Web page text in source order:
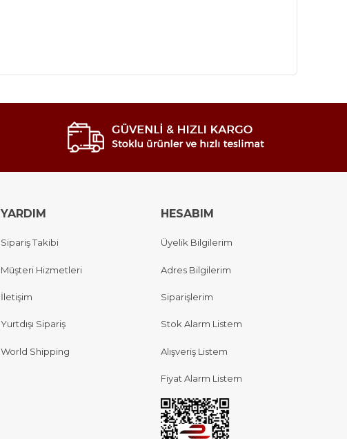
YARDIM
Sipariş Takibi
Müşteri Hizmetleri
İletişim
Yurtdışı Sipariş
World Shipping
HESABIM
Üyelik Bilgilerim
Adres Bilgilerim
Siparişlerim
Stok Alarm Listem
Alışveriş Listem
Fiyat Alarm Listem